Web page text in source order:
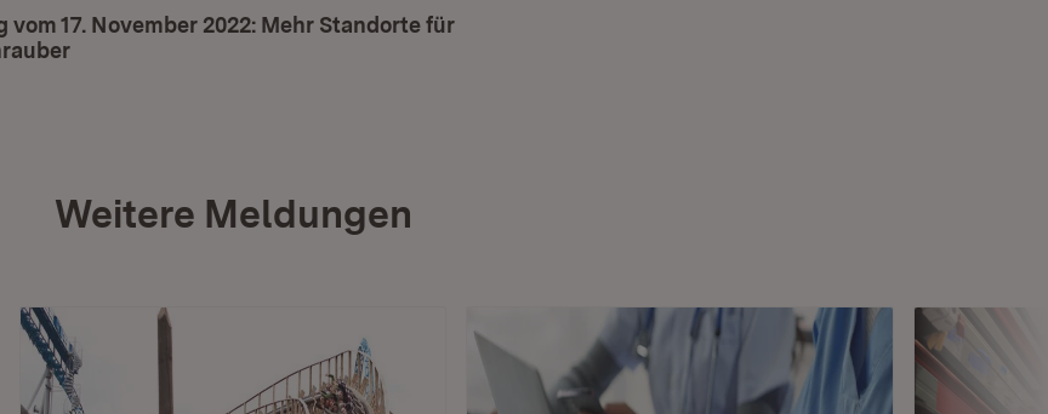
17. November 2022: Mehr Standorte für
Weitere Meldungen